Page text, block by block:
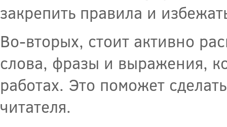
закрепить правила и
Во-вторых, стоит активно
слова, фразы и выражения,
работах. Это поможет
читателя.